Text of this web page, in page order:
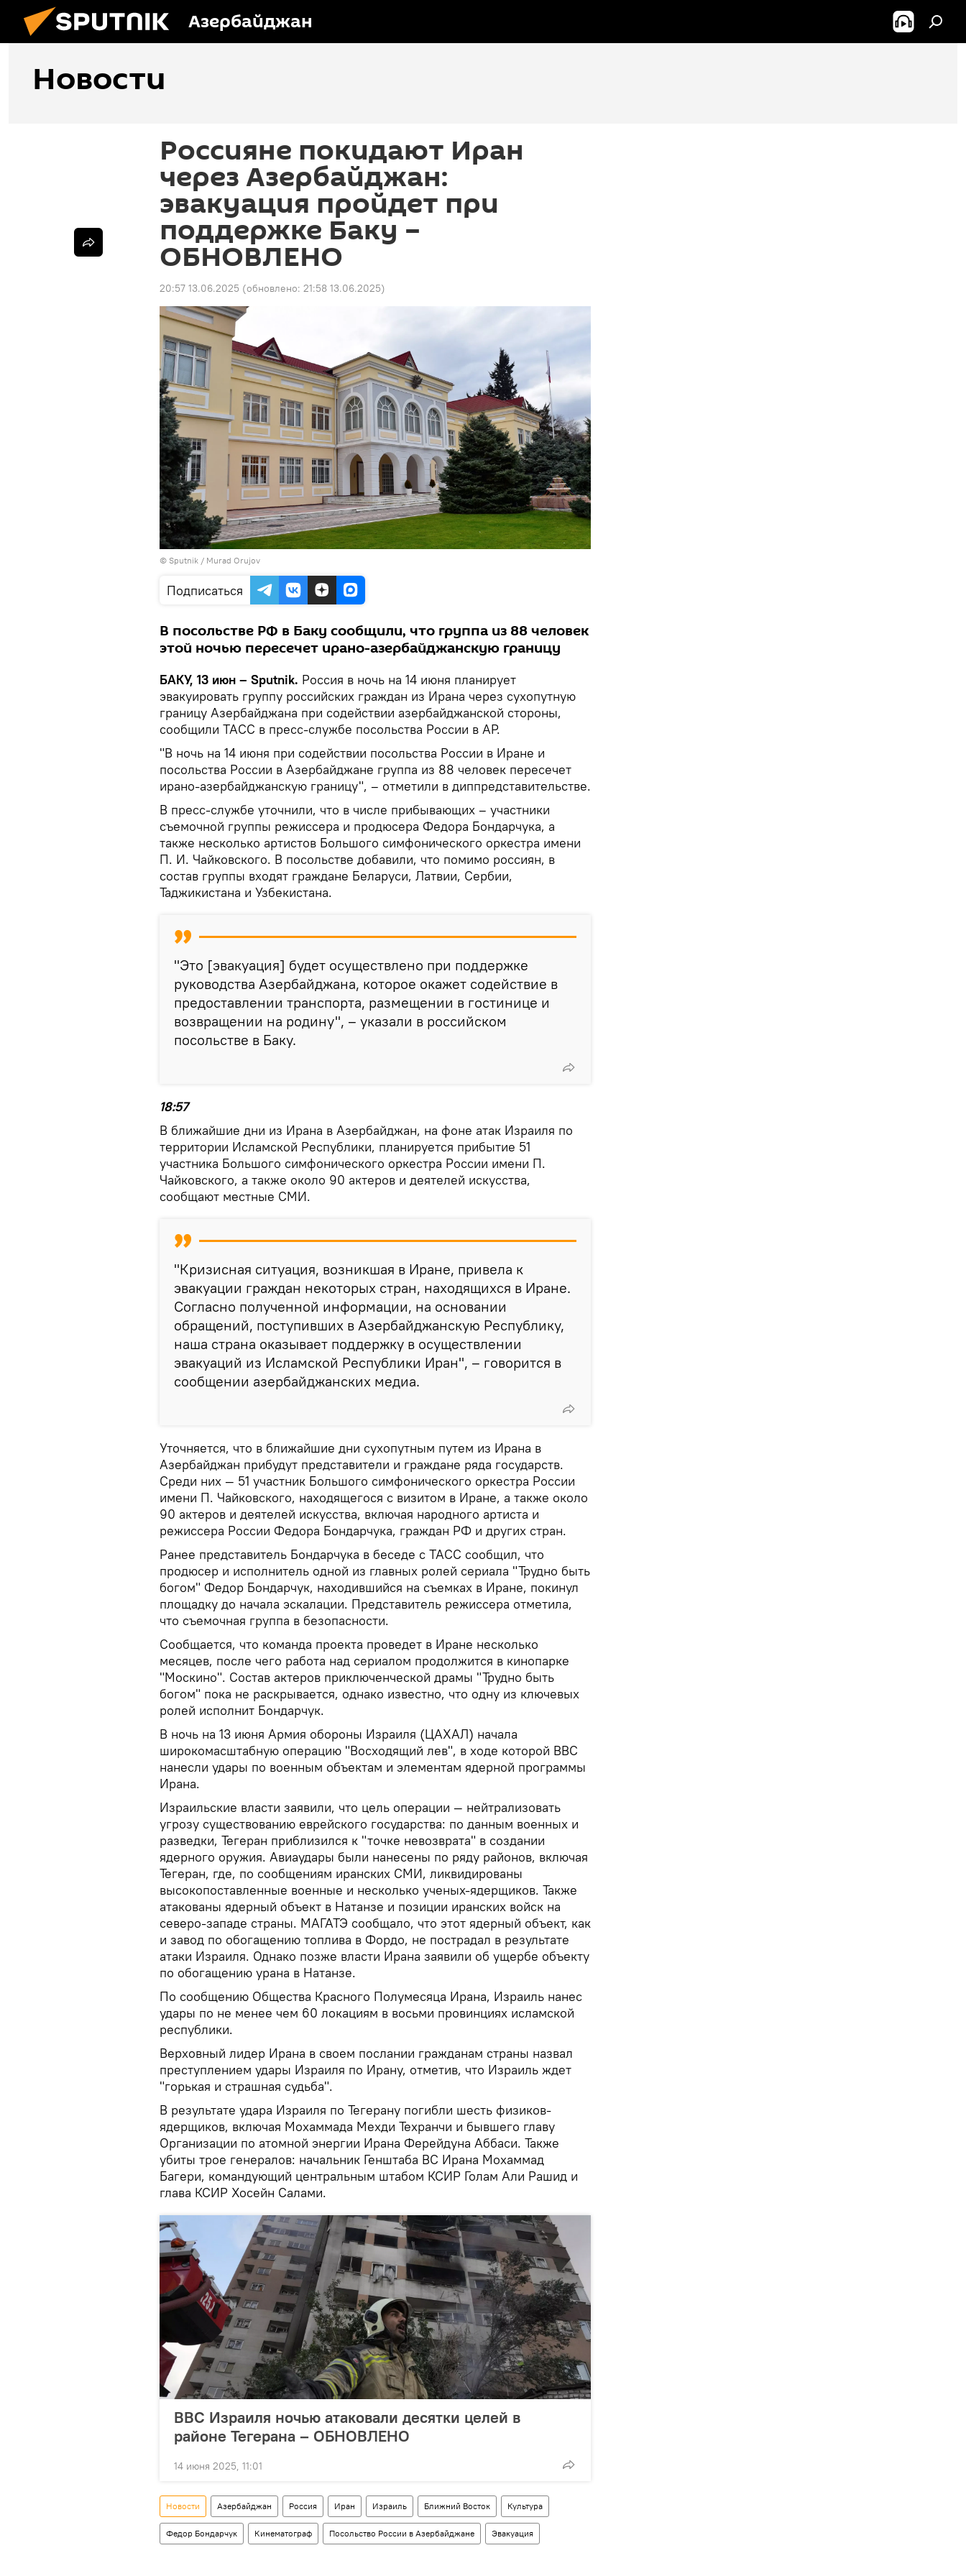
Азербайджан
Новости
Россияне покидают Иран
через Азербайджан:
эвакуация пройдет при
поддержке Баку –
ОБНОВЛЕНО
20:57 13.06.2025 (обновлено: 21:58 13.06.2025)
© Sputnik / Murad Orujov
Подписаться
В посольстве РФ в Баку сообщили, что группа из 88 человек
этой ночью пересечет ирано-азербайджанскую границу
БАКУ, 13 июн – Sputnik. Россия в ночь на 14 июня планирует
эвакуировать группу российских граждан из Ирана через сухопутную
границу Азербайджана при содействии азербайджанской стороны,
сообщили ТАСС в пресс-службе посольства России в АР.
"В ночь на 14 июня при содействии посольства России в Иране и
посольства России в Азербайджане группа из 88 человек пересечет
ирано-азербайджанскую границу", – отметили в диппредставительстве.
В пресс-службе уточнили, что в числе прибывающих – участники
съемочной группы режиссера и продюсера Федора Бондарчука, а
также несколько артистов Большого симфонического оркестра имени
П. И. Чайковского. В посольстве добавили, что помимо россиян, в
состав группы входят граждане Беларуси, Латвии, Сербии,
Таджикистана и Узбекистана.
"Это [эвакуация] будет осуществлено при поддержке
руководства Азербайджана, которое окажет содействие в
предоставлении транспорта, размещении в гостинице и
возвращении на родину", – указали в российском
посольстве в Баку.
18:57
В ближайшие дни из Ирана в Азербайджан, на фоне атак Израиля по
территории Исламской Республики, планируется прибытие 51
участника Большого симфонического оркестра России имени П.
Чайковского, а также около 90 актеров и деятелей искусства,
сообщают местные СМИ.
"Кризисная ситуация, возникшая в Иране, привела к
эвакуации граждан некоторых стран, находящихся в Иране.
Согласно полученной информации, на основании
обращений, поступивших в Азербайджанскую Республику,
наша страна оказывает поддержку в осуществлении
эвакуаций из Исламской Республики Иран", – говорится в
сообщении азербайджанских медиа.
Уточняется, что в ближайшие дни сухопутным путем из Ирана в
Азербайджан прибудут представители и граждане ряда государств.
Среди них — 51 участник Большого симфонического оркестра России
имени П. Чайковского, находящегося с визитом в Иране, а также около
90 актеров и деятелей искусства, включая народного артиста и
режиссера России Федора Бондарчука, граждан РФ и других стран.
Ранее представитель Бондарчука в беседе с ТАСС сообщил, что
продюсер и исполнитель одной из главных ролей сериала "Трудно быть
богом" Федор Бондарчук, находившийся на съемках в Иране, покинул
площадку до начала эскалации. Представитель режиссера отметила,
что съемочная группа в безопасности.
Сообщается, что команда проекта проведет в Иране несколько
месяцев, после чего работа над сериалом продолжится в кинопарке
"Москино". Состав актеров приключенческой драмы "Трудно быть
богом" пока не раскрывается, однако известно, что одну из ключевых
ролей исполнит Бондарчук.
В ночь на 13 июня Армия обороны Израиля (ЦАХАЛ) начала
широкомасштабную операцию "Восходящий лев", в ходе которой ВВС
нанесли удары по военным объектам и элементам ядерной программы
Ирана.
Израильские власти заявили, что цель операции — нейтрализовать
угрозу существованию еврейского государства: по данным военных и
разведки, Тегеран приблизился к "точке невозврата" в создании
ядерного оружия. Авиаудары были нанесены по ряду районов, включая
Тегеран, где, по сообщениям иранских СМИ, ликвидированы
высокопоставленные военные и несколько ученых-ядерщиков. Также
атакованы ядерный объект в Натанзе и позиции иранских войск на
северо-западе страны. МАГАТЭ сообщало, что этот ядерный объект, как
и завод по обогащению топлива в Фордо, не пострадал в результате
атаки Израиля. Однако позже власти Ирана заявили об ущербе объекту
по обогащению урана в Натанзе.
По сообщению Общества Красного Полумесяца Ирана, Израиль нанес
удары по не менее чем 60 локациям в восьми провинциях исламской
республики.
Верховный лидер Ирана в своем послании гражданам страны назвал
преступлением удары Израиля по Ирану, отметив, что Израиль ждет
"горькая и страшная судьба".
В результате удара Израиля по Тегерану погибли шесть физиков-
ядерщиков, включая Мохаммада Мехди Техранчи и бывшего главу
Организации по атомной энергии Ирана Ферейдуна Аббаси. Также
убиты трое генералов: начальник Генштаба ВС Ирана Мохаммад
Багери, командующий центральным штабом КСИР Голам Али Рашид и
глава КСИР Хосейн Салами.
ВВС Израиля ночью атаковали десятки целей в
районе Тегерана – ОБНОВЛЕНО
14 июня 2025, 11:01
Новости Азербайджан Россия Иран Израиль Ближний Восток Культура
Федор Бондарчук Кинематограф Посольство России в Азербайджане Эвакуация